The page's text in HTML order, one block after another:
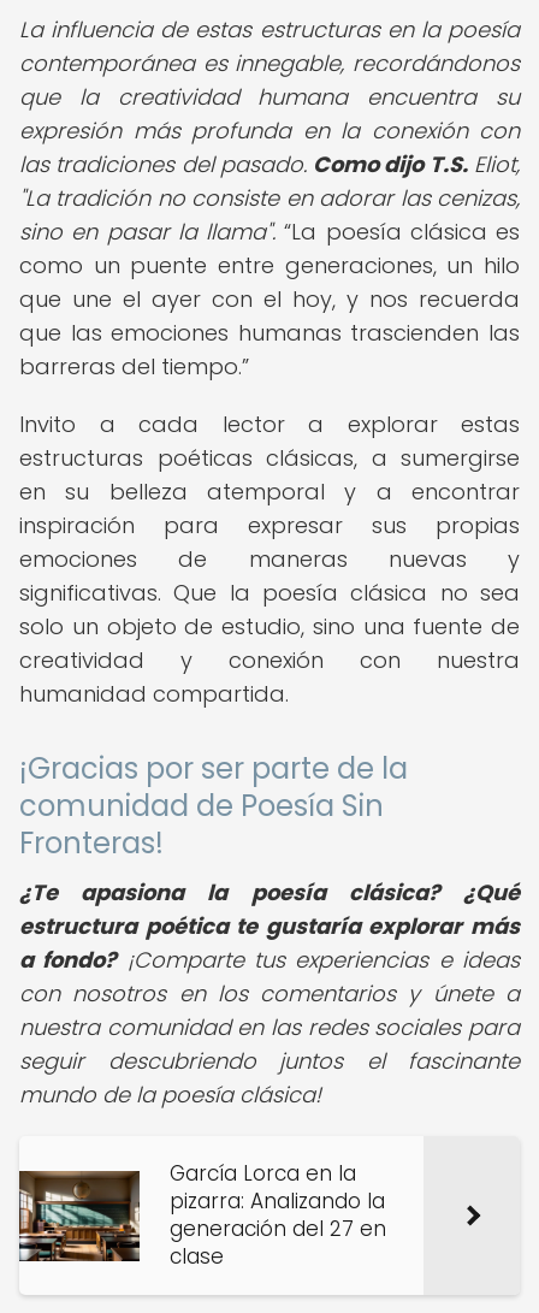
La influencia de estas estructuras en la poesía
contemporánea es innegable, recordándonos
que la creatividad humana encuentra su
expresión más profunda en la conexión con
las tradiciones del pasado. Como dijo T.S.Eliot,
"La tradición no consiste en adorar las cenizas,
sino en pasar la llama". La poesía clásica es
como un puente entre generaciones, un hilo
que une el ayer con el hoy, y nos recuerda
que las emociones humanas trascienden las
barreras del tiempo.
Invito a cada lector a explorar estas
estructuras poéticas clásicas, a sumergirse
en su belleza atemporal y a encontrar
inspiración para expresar sus propias
emociones de maneras nuevas y
significativas. Que la poesía clásica no sea
solo un objeto de estudio, sino una fuente de
creatividad y conexión con nuestra
humanidad compartida.
¡Gracias por ser parte de la
comunidad de Poesía Sin
Fronteras!
¿Te apasiona la poesía clásica? ¿Qué
estructura poética te gustaría explorar más
a fondo?¡Comparte tus experiencias e ideas
con nosotros en los comentarios y únete a
nuestra comunidad en las redes sociales para
seguir descubriendo juntos el fascinante
mundo de la poesía clásica!
García Lorca en la
pizarra: Analizando la
generación del 27 en
clase